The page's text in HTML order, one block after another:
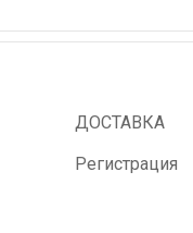
ДОСТАВКА
Регистрация